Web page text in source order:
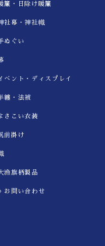
簾・日除け暖簾
社幕・神社幟
ぬぐい
べント・ディスプレイ
纏・法被
さこい衣装
前掛け
漁旗柄製品
お問い合わせ